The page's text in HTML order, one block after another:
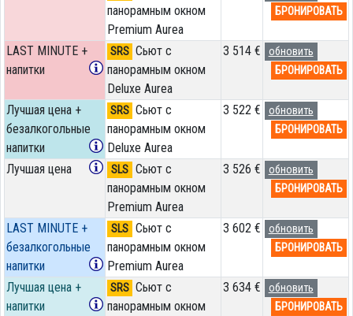
панорамным окном
Premium Aurea
БРОНИРОВАТЬ
LAST MINUTE +
напитки
SRS Сьют с
панорамным окном
Deluxe Aurea
3 514 €
обновить
БРОНИРОВАТЬ
Лучшая цена +
безалкогольные
напитки
SRS Сьют с
панорамным окном
Deluxe Aurea
3 522 €
обновить
БРОНИРОВАТЬ
Лучшая цена SLS Сьют с
панорамным окном
Premium Aurea
3 526 €
обновить
БРОНИРОВАТЬ
LAST MINUTE +
безалкогольные
напитки
SLS Сьют с
панорамным окном
Premium Aurea
3 602 €
обновить
БРОНИРОВАТЬ
Лучшая цена +
напитки
SRS Сьют с
панорамным окном
3 634 €
обновить
БРОНИРОВАТЬ